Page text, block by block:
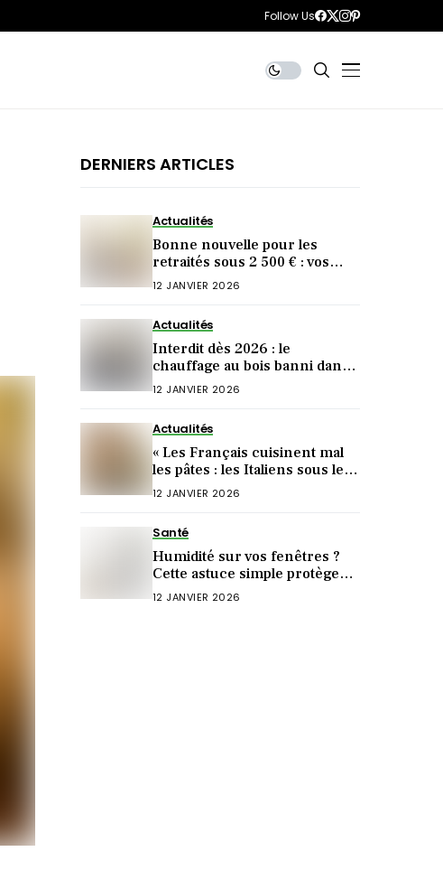
Follow Us
DERNIERS ARTICLES
Actualités
Bonne nouvelle pour les
retraités sous 2 500 € : vos
impôts pourraient baisser
12 JANVIER 2026
Actualités
Interdit dès 2026 : le
chauffage au bois banni dans
297 communes (êtes-vous
12 JANVIER 2026
Actualités
« Les Français cuisinent mal
les pâtes : les Italiens sous le
choc ! »
12 JANVIER 2026
Santé
Humidité sur vos fenêtres ?
Cette astuce simple protège
aussi votre santé
12 JANVIER 2026